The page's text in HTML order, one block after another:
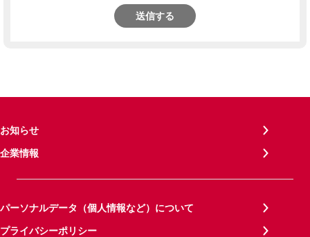
送信する
お知らせ
企業情報
パーソナルデータ（個人情報など）について
プライバシーポリシー